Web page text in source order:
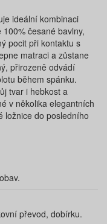
ideální kombinaci
česané bavlny,
pocit při kontaktu s
matraci a zůstane
přirozeně odvádí
během spánku.
tvar i hebkost a
v několika elegantních
ložnice do posledního
převod, dobírku.